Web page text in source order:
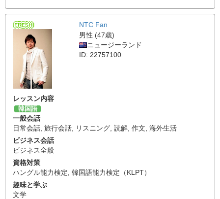
NTC Fan
男性 (47歳)
ニュージーランド
ID: 22757100
レッスン内容
韓国語
一般会話
日常会話 旅行会話 リスニング 読解 作文 海外生活
ビジネス会話
ビジネス全般
資格対策
ハングル能力検定 韓国語能力検定（KLPT）
趣味と学ぶ
文学